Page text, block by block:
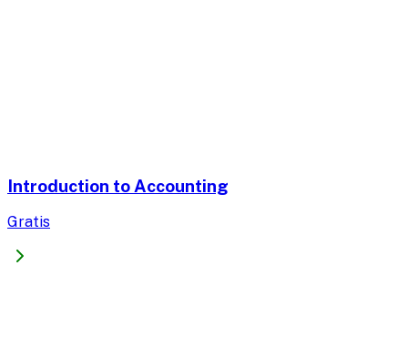
Introduction to Accounting
Gratis